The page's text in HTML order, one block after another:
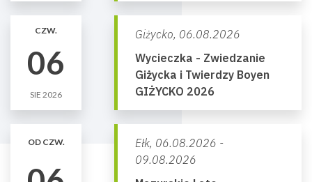
CZW.
06
SIE 2026
Giżycko, 06.08.2026
Wycieczka - Zwiedzanie
Giżycka i Twierdzy Boyen
GIŻYCKO 2026
OD CZW. Ełk, 06.08.2026 -
09.08.2026